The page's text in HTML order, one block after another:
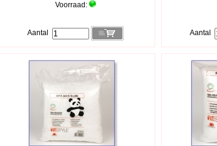
Voorraad:
Aantal Aantal